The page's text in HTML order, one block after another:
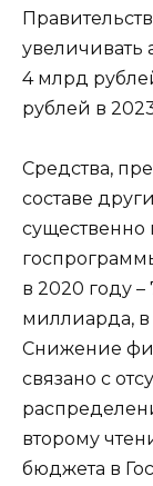
увеличивать
4 млрд
рублей в
Средства,
составе
в 2020 году –
миллиарда, в
Снижение
связано с
второму
бюджета в